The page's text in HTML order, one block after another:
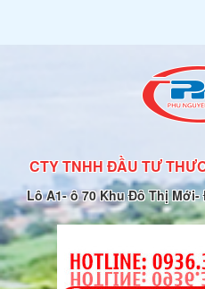
CTY TNHH ĐẦU TƯ
Lô A1- ô 70 Khu Đô Thị